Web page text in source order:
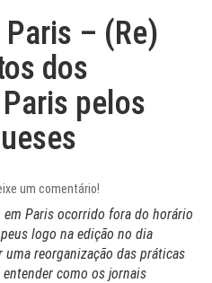
– (Re)
dos
pelos
um comentário!
Paris ocorrido fora do horário
logo na edição no dia
reorganização das práticas
como os jornais